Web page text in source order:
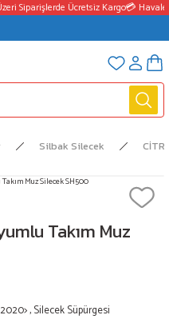
Siparişlerde Ücretsiz Kargo💳 Havale
Silbak Silecek
Takım Muz
2020>,Silecek Süpürgesi